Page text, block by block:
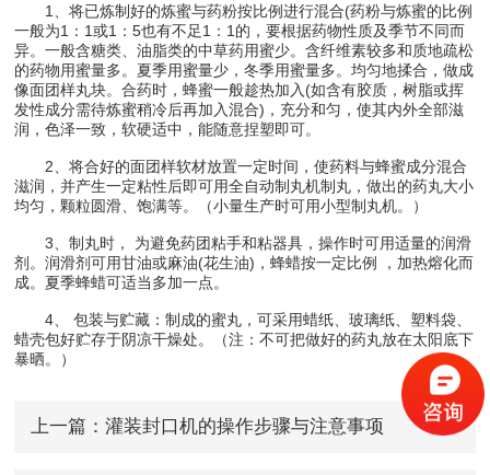
1、将已炼制好的炼蜜与药粉按比例进行混合(药粉与炼蜜的比例
一般为1：1或1：5也有不足1：1的，要根据药物性质及季节不同而
异。一般含糖类、油脂类的中草药用蜜少。含纤维素较多和质地疏松
的药物用蜜量多。夏季用蜜量少，冬季用蜜量多。均匀地揉合，做成
像面团样丸块。合药时，蜂蜜一般趁热加入(如含有胶质，树脂或挥
发性成分需待炼蜜稍冷后再加入混合)，充分和匀，使其内外全部滋
润，色泽一致，软硬适中，能随意捏塑即可。
2、将合好的面团样软材放置一定时间，使药料与蜂蜜成分混合
滋润，并产生一定粘性后即可用全自动制丸机制丸，做出的药丸大小
均匀，颗粒圆滑、饱满等。（小量生产时可用小型制丸机。）
3、制丸时， 为避免药团粘手和粘器具，操作时可用适量的润滑
剂。润滑剂可用甘油或麻油(花生油)，蜂蜡按一定比例 ，加热熔化而
成。夏季蜂蜡可适当多加一点。
4、 包装与贮藏：制成的蜜丸，可采用蜡纸、玻璃纸、塑料袋、
蜡壳包好贮存于阴凉干燥处。（注：不可把做好的药丸放在太阳底下
暴晒。）
上一篇： 灌装封口机的操作步骤与注意事项